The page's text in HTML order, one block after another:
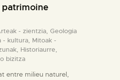
patrimoine
- zientzia, Geologia
- kultura, Mitoak -
Historiaurre,
bizitza
entre milieu naturel,